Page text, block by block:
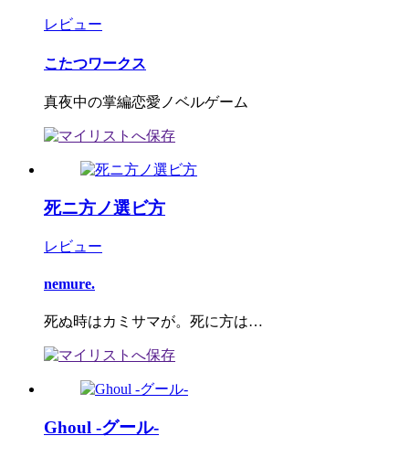
レビュー
こたつワークス
真夜中の掌編恋愛ノベルゲーム
死ニ方ノ選ビ方
レビュー
nemure.
死ぬ時はカミサマが。死に方は…
Ghoul -グール-